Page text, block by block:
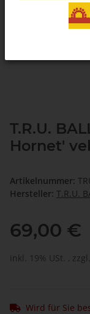
T.R.U.
Hornet'
Artikelnummer:
Hersteller: T.R.U.
69,00 €
inkl. 19% USt. , zzgl.
Wird für Sie